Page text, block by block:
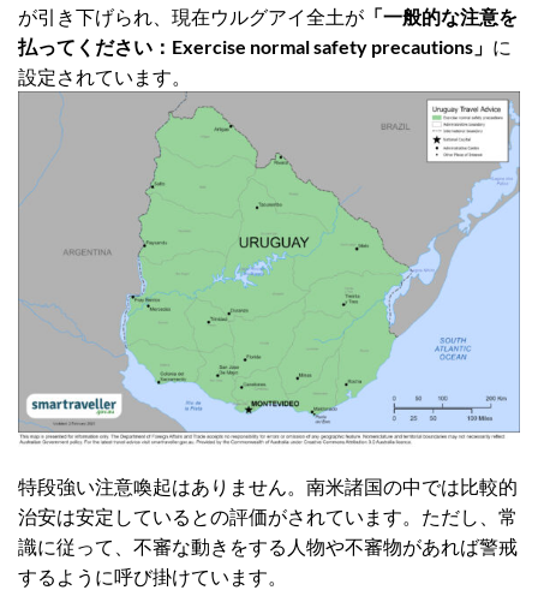
が引き下げられ、現在ウルグアイ全土が 「一般的な注意を
払ってください：Exercise normal safety precautions」 に
設定されています。
特段強い注意喚起はありません。南米諸国の中では比較的
治安は安定しているとの評価がされています。ただし、常
識に従って、不審な動きをする人物や不審物があれば警戒
するように呼び掛けています。